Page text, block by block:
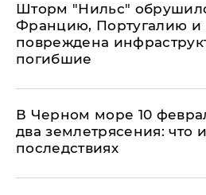
Шторм "Нильс"
Францию, Португалию и
повреждена
погибшие
В Черном море 10
два землетрясения: что
последствиях